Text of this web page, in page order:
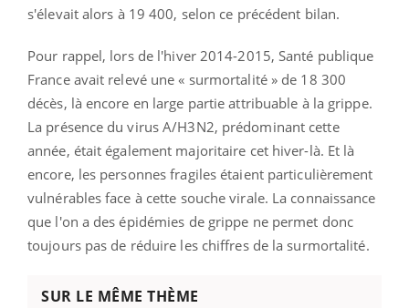
s'élevait alors à 19 400, selon ce précédent bilan.
Pour rappel, lors de l'hiver 2014-2015, Santé publique
France avait relevé une « surmortalité » de 18 300
décès, là encore en large partie attribuable à la grippe.
La présence du virus A/H3N2, prédominant cette
année, était également majoritaire cet hiver-là. Et là
encore, les personnes fragiles étaient particulièrement
vulnérables face à cette souche virale. La connaissance
que l'on a des épidémies de grippe ne permet donc
toujours pas de réduire les chiffres de la surmortalité.
SUR LE MÊME THÈME